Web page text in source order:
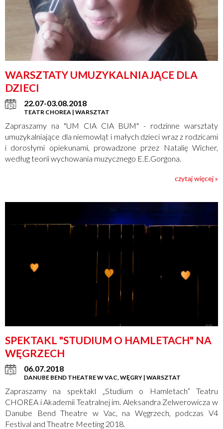
WARSZTATY UMUZYKALNIAJĄCE DLA
DZIECI
22.07-03.08.2018
TEATR CHOREA | WARSZTAT
Zapraszamy na "UM CIA CIA BUM" - rodzinne warsztaty
umuzykalniające dla niemowląt i małych dzieci wraz z rodzicami
i dorosłymi opiekunami, prowadzone przez Natalię Wicher,
według teorii wychowania muzycznego E.E.Gorgona.
czytaj więcej »
SPEKTAKL "STUDIUM O HAMLETACH" NA
WĘGRZECH
06.07.2018
DANUBE BEND THEATRE W VAC, WĘGRY | WARSZTAT
Zapraszamy na spektakl „Studium o Hamletach” Teatru
CHOREA i Akademii Teatralnej im. Aleksandra Zelwerowicza w
Danube Bend Theatre w Vac, na Węgrzech, podczas V4
Festival and Theatre Meeting 2018.